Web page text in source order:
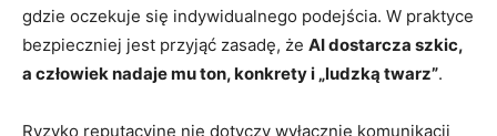
gdzie oczekuje się indywidualnego podejścia. W praktyce
bezpieczniej jest przyjąć zasadę, że AI dostarcza szkic,
a człowiek nadaje mu ton, konkrety i „ludzką twarz”.
Ryzyko reputacyjne nie dotyczy wyłącznie komunikacji